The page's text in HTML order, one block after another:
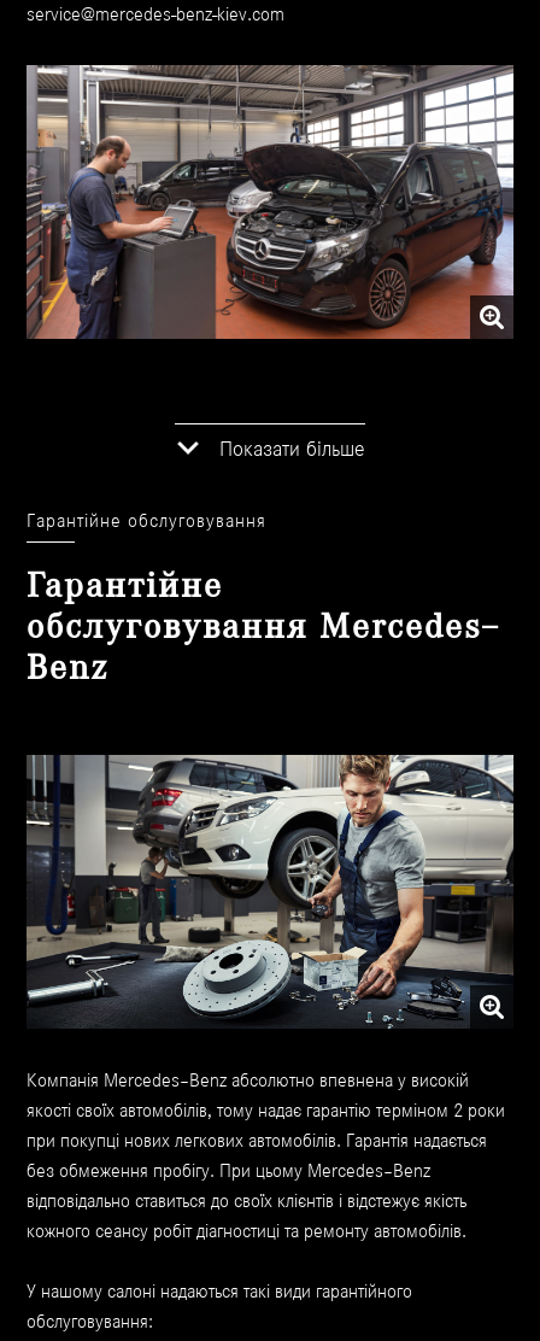
service@mercedes-benz-kiev.com
Показати більше
Гарантійне обслуговування
Гарантійне
обслуговування Mercedes–
Benz
Компанія Mercedes–Benz абсолютно впевнена у високій
якості своїх автомобілів, тому надає гарантію терміном 2 роки
при покупці нових легкових автомобілів. Гарантія надається
без обмеження пробігу. При цьому Mercedes–Benz
відповідально ставиться до своїх клієнтів і відстежує якість
кожного сеансу робіт діагностиці та ремонту автомобілів.
У нашому салоні надаються такі види гарантійного
обслуговування: